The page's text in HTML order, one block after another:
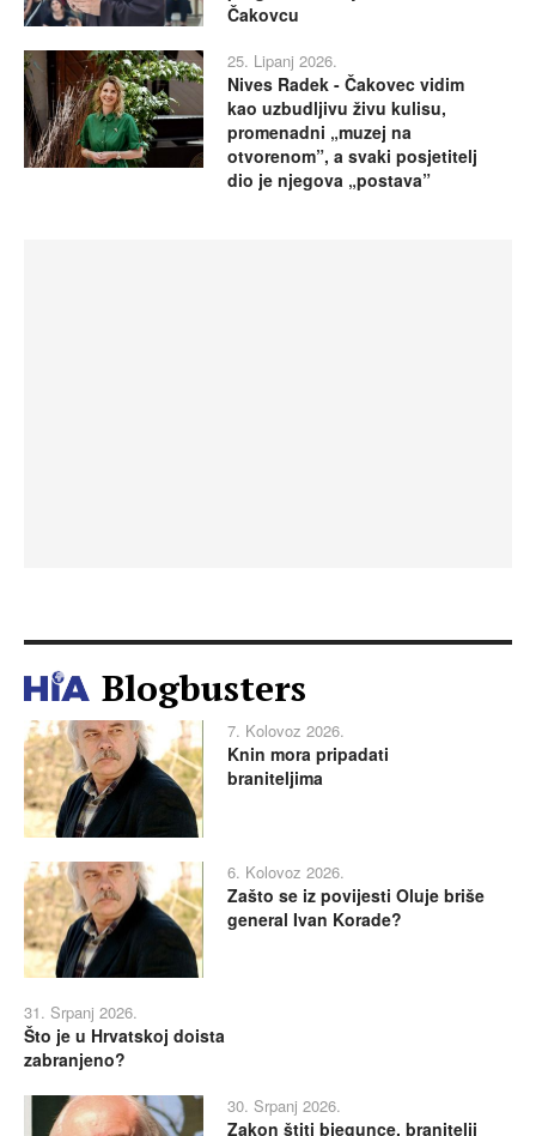
Čakovcu
25. Lipanj 2026.
Nives Radek - Čakovec vidim
kao uzbudljivu živu kulisu,
promenadni „muzej na
otvorenom”, a svaki posjetitelj
dio je njegova „postava”
Blogbusters
7. Kolovoz 2026.
Knin mora pripadati
braniteljima
6. Kolovoz 2026.
Zašto se iz povijesti Oluje briše
general Ivan Korade?
31. Srpanj 2026.
Što je u Hrvatskoj doista
zabranjeno?
30. Srpanj 2026.
Zakon štiti bjegunce, branitelji